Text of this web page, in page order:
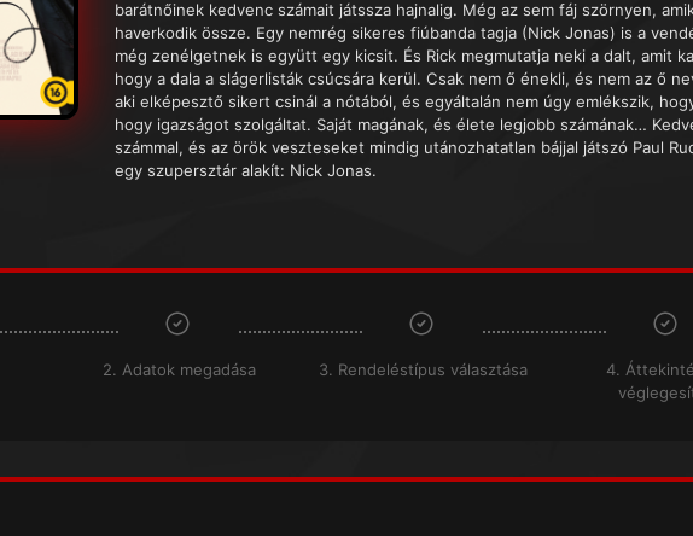
barátnőinek kedvenc számait játssza hajnalig. Még az sem fáj szörnyen,
haverkodik össze. Egy nemrég sikeres fiúbanda tagja (Nick Jonas) is a
még zenélgetnek is együtt egy kicsit. És Rick megmutatja neki a dalt, amit
hogy a dala a slágerlisták csúcsára kerül. Csak nem ő énekli, és nem az ő
aki elképesztő sikert csinál a nótából, és egyáltalán nem úgy emlékszik,
hogy igazságot szolgáltat. Saját magának, és élete legjobb számának…
számmal, és az örök veszteseket mindig utánozhatatlan bájjal játszó Paul
egy szupersztár alakít: Nick Jonas.
2. Adatok megadása 3. Rendeléstípus választása
4.